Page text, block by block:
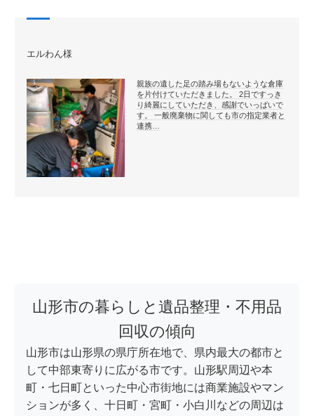
エルわん様
親族の遺した足の踏み場もないような倉庫
を片付けていただきました。 2日ですっき
り綺麗にしていただき、感謝でいっぱいで
す。 一般廃棄物に関しても市の指定業者と
連携…
山形市の暮らしと遺品整理・不用品
回収の傾向
山形市は山形県の県庁所在地で、県内最大の都市と
して中部東寄りに広がる市です。山形駅周辺や本
町・七日町といった中心市街地には商業施設やマン
ションが多く、十日町・宮町・小白川などの周辺は